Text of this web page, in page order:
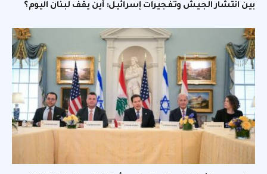
بين انتشار الجيش وتفجيرات إسرائيل: أين يقف لبنان اليوم؟